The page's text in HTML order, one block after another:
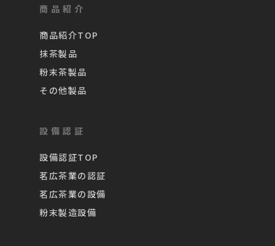
商品紹介
商品紹介TOP
抹茶製品
粉末茶製品
その他製品
設備認証
設備認証TOP
茗広茶業の認証
茗広茶業の設備
粉末製造設備